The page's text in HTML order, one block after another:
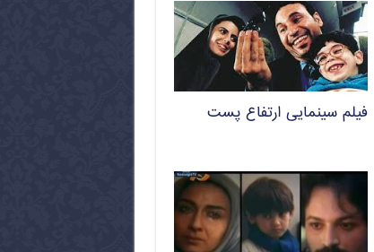
فیلم سینمایی ارتفاع پست